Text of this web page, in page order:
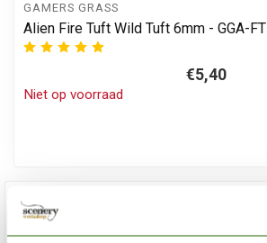
GAMERS GRASS
Alien Fire Tuft Wild Tuft 6mm - GGA-FT
€5,40
Niet op voorraad